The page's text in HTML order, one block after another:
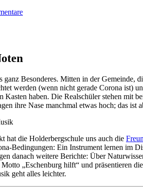
ganz Besonderes. Mitten in der
werden (wenn nicht gerade Corona ist)
Kasten haben. Die Realschüler stehen mit
ihre Nase manchmal etwas hoch; das
hat die Holderbergschule uns auch die
Bedingungen: Ein Instrument lernen im
danach weitere Berichte: Über
„Eschenburg hilft“ und präsentieren
geht alles leichter.